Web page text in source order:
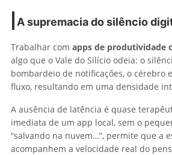
A supremacia do silêncio
Trabalhar com apps de produtividade
algo que o Vale do Silício odeia: o
bombardeio de notificações, o cérebro
fluxo, resultando em uma densidade
A ausência de latência é quase
imediata de um app local, sem o
“salvando na nuvem…”, permite que a
acompanhem a velocidade real do